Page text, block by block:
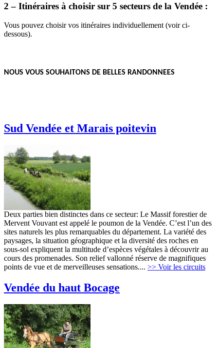
2 – Itinéraires à choisir sur 5 secteurs de la Vendée :
Vous pouvez choisir vos itinéraires individuellement (voir ci-
dessous).
NOUS VOUS SOUHAITONS DE BELLES RANDONNEES
Sud Vendée et Marais poitevin
Deux parties bien distinctes dans ce secteur: Le Massif forestier de
Mervent Vouvant est appelé le poumon de la Vendée. C’est l’un des
sites naturels les plus remarquables du département. La variété des
paysages, la situation géographique et la diversité des roches en
sous-sol expliquent la multitude d’espèces végétales à découvrir au
cours des promenades. Son relief vallonné réserve de magnifiques
points de vue et de merveilleuses sensations.... >> Voir les circuits
Vendée du haut Bocage